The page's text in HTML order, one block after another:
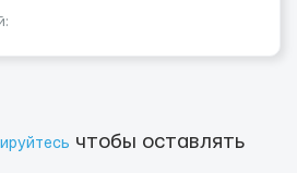
чтобы оставлять